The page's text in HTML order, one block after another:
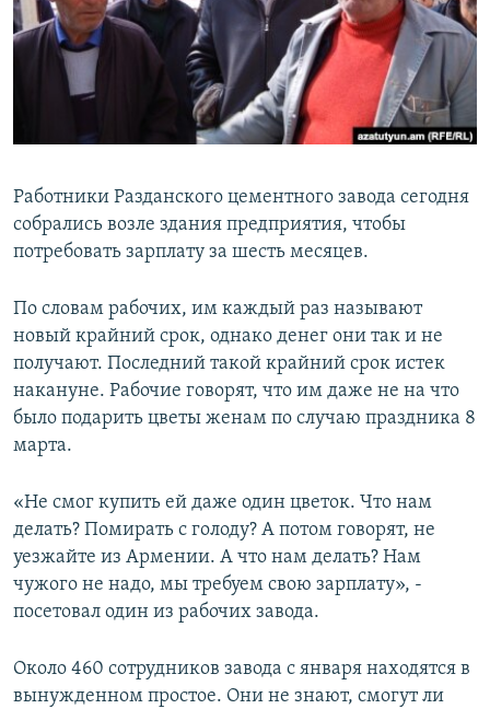
Հայերեն
English
Работники Разданского цементного завода сегодня
собрались возле здания предприятия, чтобы
потребовать зарплату за шесть месяцев.
По словам рабочих, им каждый раз называют
новый крайний срок, однако денег они так и не
получают. Последний такой крайний срок истек
накануне. Рабочие говорят, что им даже не на что
было подарить цветы женам по случаю праздника 8
марта.
«Не смог купить ей даже один цветок. Что нам
делать? Помирать с голоду? А потом говорят, не
уезжайте из Армении. А что нам делать? Нам
чужого не надо, мы требуем свою зарплату», -
посетовал один из рабочих завода.
Около 460 сотрудников завода с января находятся в
вынужденном простое. Они не знают, смогут ли